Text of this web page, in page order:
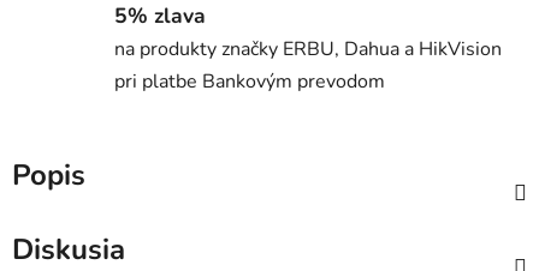
5% zlava
na produkty značky ERBU, Dahua a HikVision
pri platbe Bankovým prevodom
Popis
Diskusia